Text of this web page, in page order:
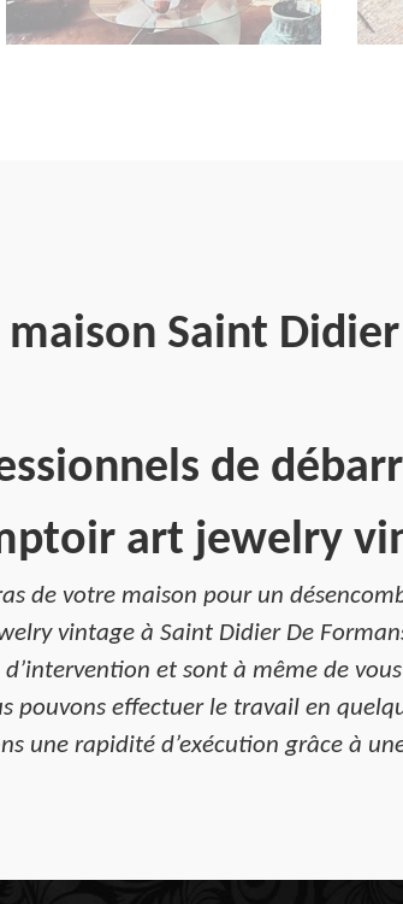
Saint
de
art jewelry
de votre maison pour un
vintage à Saint Didier De
et sont à même de
pouvons effectuer le travail en
une rapidité d’exécution grâce à